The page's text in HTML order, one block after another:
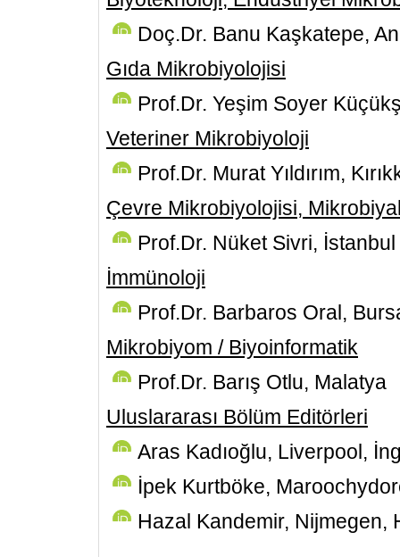
Doç.Dr. Banu Kaşkatepe,
Gıda Mikrobiyolojisi
Prof.Dr. Yeşim Soyer
Veteriner Mikrobiyoloji
Prof.Dr. Murat Yıldırım,
Çevre Mikrobiyolojisi,
Prof.Dr. Nüket Sivri, İstanbul
İmmünoloji
Prof.Dr. Barbaros Oral,
Mikrobiyom / Biyoinformatik
Prof.Dr. Barış Otlu, Malatya
Uluslararası Bölüm Editörleri
Aras Kadıoğlu, Liverpool,
İpek Kurtböke,
Hazal Kandemir, Nijmegen,